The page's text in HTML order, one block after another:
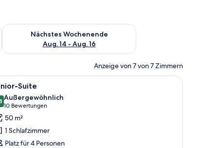
Aug. 7 - Aug. 9.
Nächstes Wochenende
Aug. 14 - Aug. 16
Überprüfe die Verfügbarkeit für nächstes Wochenende, Aug.
Anzeige von 7 von 7 Zimmern
Couchtisch, einem Fernseher auf einem Schrank und einem großen
Ein Hotelzimmer mit einem Bett,
23 Suite
von 10
Außergewöhnlich
10 Bewertungen
(10
Bewertungen)
50 m²
1 Schlafzimmer
Platz für 4 Personen